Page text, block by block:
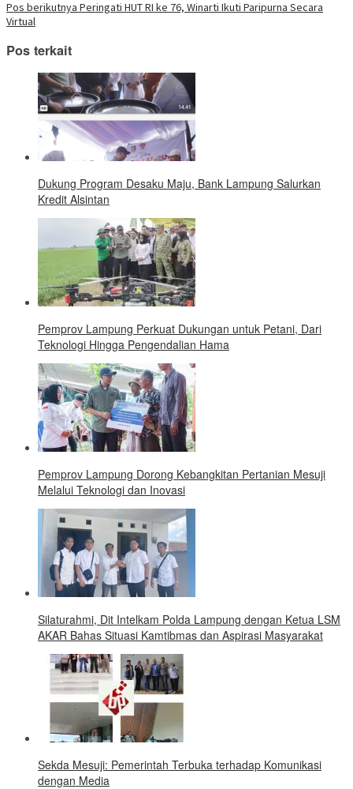
yang
baru)
pos
Pos berikutnya Peringati HUT RI ke 76, Winarti Ikuti Paripurna Secara
Virtual
Pos terkait
Dukung Program Desaku Maju, Bank Lampung Salurkan
Kredit Alsintan
Pemprov Lampung Perkuat Dukungan untuk Petani, Dari
Teknologi Hingga Pengendalian Hama
Pemprov Lampung Dorong Kebangkitan Pertanian Mesuji
Melalui Teknologi dan Inovasi
Silaturahmi, Dit Intelkam Polda Lampung dengan Ketua LSM
AKAR Bahas Situasi Kamtibmas dan Aspirasi Masyarakat
Sekda Mesuji: Pemerintah Terbuka terhadap Komunikasi
dengan Media